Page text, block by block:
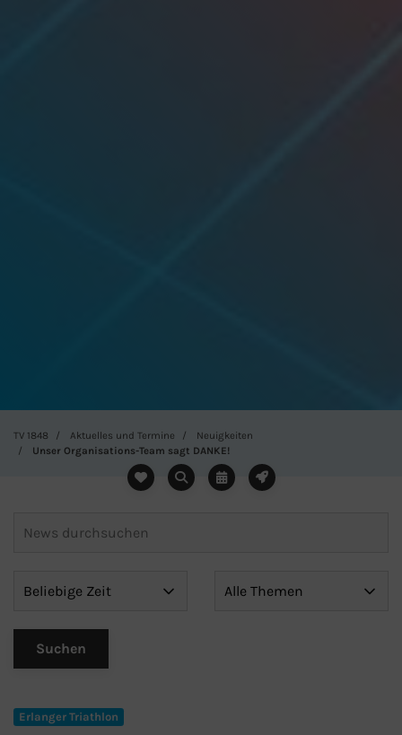
TV 1848 Aktuelles und Termine
Neuigkeiten
Unser Organisations-Team sagt DANKE!
Erlanger Triathlon